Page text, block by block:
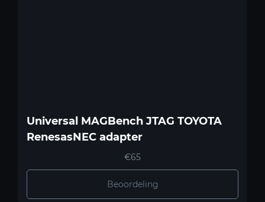
Universal MAGBench JTAG TOYOTA
RenesasNEC adapter
€65
Beoordeling